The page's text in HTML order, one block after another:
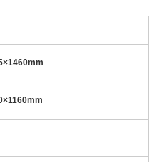
×1460mm
×1160mm